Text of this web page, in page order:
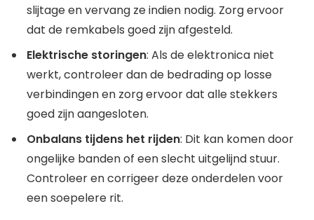
slijtage en vervang ze indien nodig. Zorg ervoor
dat de remkabels goed zijn afgesteld.
Elektrische storingen: Als de elektronica niet
werkt, controleer dan de bedrading op losse
verbindingen en zorg ervoor dat alle stekkers
goed zijn aangesloten.
Onbalans tijdens het rijden: Dit kan komen door
ongelijke banden of een slecht uitgelijnd stuur.
Controleer en corrigeer deze onderdelen voor
een soepelere rit.